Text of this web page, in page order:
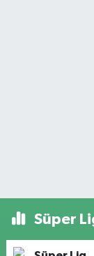
Süper